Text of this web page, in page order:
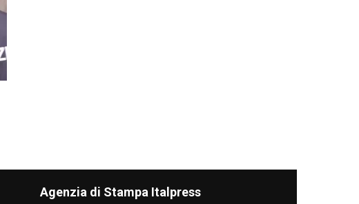
Agenzia di Stampa Italpress